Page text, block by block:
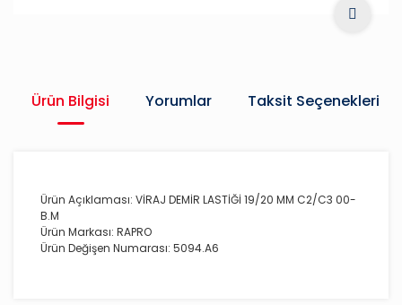
Ürün Bilgisi Yorumlar Taksit Seçenekleri
Ürün Açıklaması: VİRAJ DEMİR LASTİĞİ 19/20 MM C2/C3 00-
B.M
Ürün Markası: RAPRO
Ürün Değişen Numarası: 5094.A6